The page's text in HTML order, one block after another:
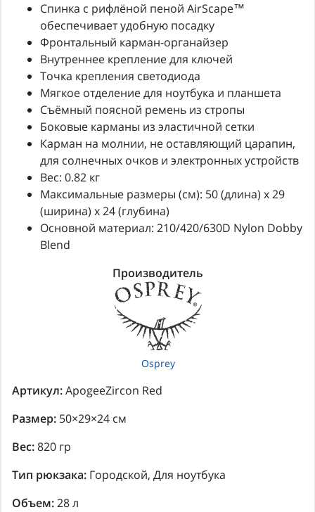
Спинка с рифлёной пеной AirScape™
обеспечивает удобную посадку
Фронтальный карман-органайзер
Внутреннее крепление для ключей
Точка крепления светодиода
Мягкое отделение для ноутбука и планшета
Съёмный поясной ремень из стропы
Боковые карманы из эластичной сетки
Карман на молнии, не оставляющий царапин,
для солнечных очков и электронных устройств
Вес: 0.82 кг
Максимальные размеры (см): 50 (длина) x 29
(ширина) x 24 (глубина)
Основной материал: 210/420/630D Nylon Dobby
Blend
Производитель
Osprey
Артикул:ApogeeZircon Red
Размер: 50×29×24 см
Вес:820 гр
Тип рюкзака: Городской, Для ноутбука
Объем:28 л